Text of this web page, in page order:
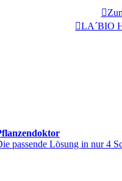
LA´BIO
passende Lösung in nur 4